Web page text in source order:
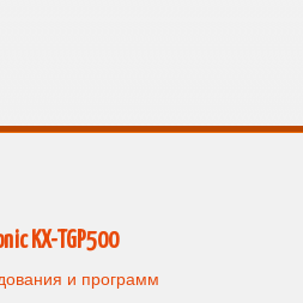
KX-TGP500
и программ